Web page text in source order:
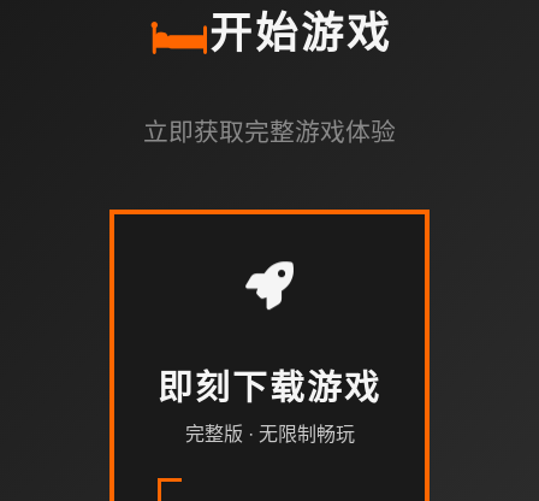
🛏️开始游戏
立即获取完整游戏体验
即刻下载游戏
完整版 · 无限制畅玩